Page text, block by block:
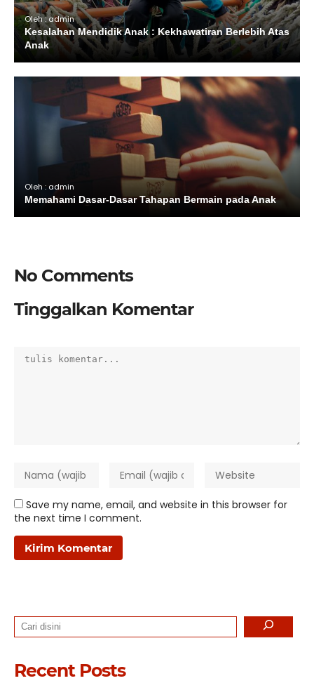
Oleh : admin
Kesalahan Mendidik Anak : Kekhawatiran Berlebih Atas
Anak
Oleh : admin
Memahami Dasar-Dasar Tahapan Bermain pada Anak
No Comments
Tinggalkan Komentar
Save my name, email, and website in this browser for
the next time I comment.
Search
Recent Posts